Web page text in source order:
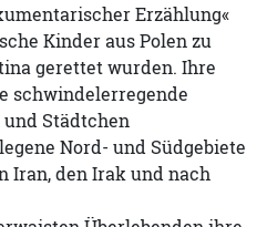
Erzählung«
Kinder aus Polen zu
gerettet wurden. Ihre
schwindelerregende
und Städtchen
Nord- und Südgebiete
Iran, den Irak und nach